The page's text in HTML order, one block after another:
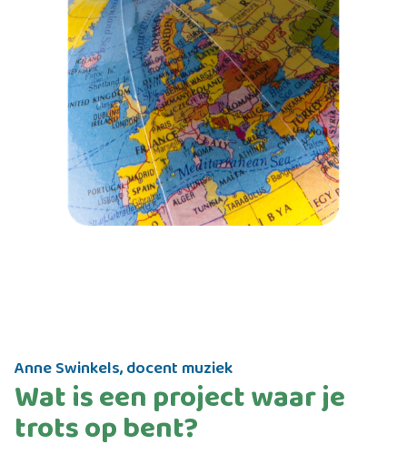
Anne Swinkels, docent muziek
Wat is een project waar je
trots op bent?